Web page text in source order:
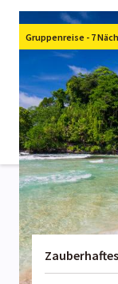
Gruppenreise - 7